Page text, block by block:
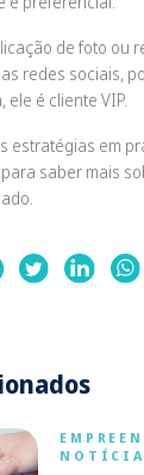
de foto ou
redes sociais,
ele é cliente VIP.
estratégias em
para saber mais